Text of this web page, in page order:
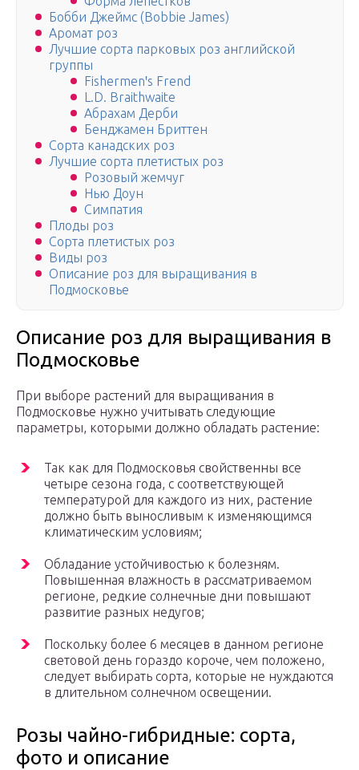
Бобби Джеймс (Bobbie James)
Аромат роз
Лучшие сорта парковых роз английской
группы
Fishermenꞌs Frend
L.D. Braithwaite
Абрахам Дерби
Бенджамен Бриттен
Сорта канадских роз
Лучшие сорта плетистых роз
Розовый жемчуг
Нью Доун
Симпатия
Плоды роз
Сорта плетистых роз
Виды роз
Описание роз для выращивания в
Подмосковье
Описание роз для выращивания в
Подмосковье
При выборе растений для выращивания в
Подмосковье нужно учитывать следующие
параметры, которыми должно обладать растение:
Так как для Подмосковья свойственны все
четыре сезона года, с соответствующей
температурой для каждого из них, растение
должно быть выносливым к изменяющимся
климатическим условиям;
Обладание устойчивостью к болезням.
Повышенная влажность в рассматриваемом
регионе, редкие солнечные дни повышают
развитие разных недугов;
Поскольку более 6 месяцев в данном регионе
световой день гораздо короче, чем положено,
следует выбирать сорта, которые не нуждаются
в длительном солнечном освещении.
Розы чайно-гибридные: сорта,
фото и описание